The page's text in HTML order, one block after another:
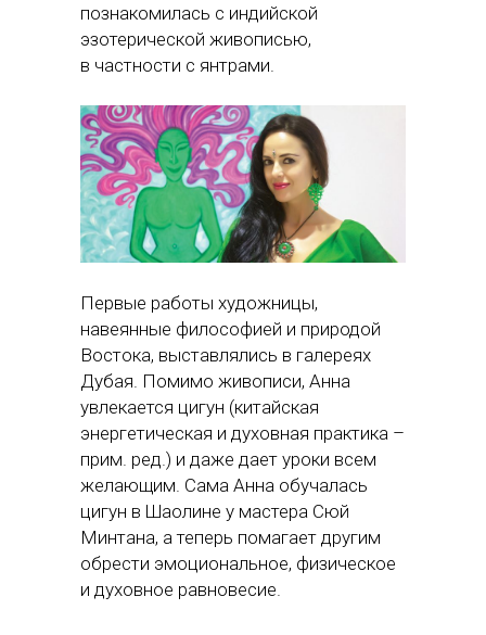
познакомилась с индийской
эзотерической живописью,
в частности с янтрами.
Первые работы художницы,
навеянные философией и природой
Востока, выставлялись в галереях
Дубая. Помимо живописи, Анна
увлекается цигун (китайская
энергетическая и духовная практика –
прим. ред.) и даже дает уроки всем
желающим. Сама Анна обучалась
цигун в Шаолине у мастера Сюй
Минтана, а теперь помагает другим
обрести эмоциональное, физическое
и духовное равновесие.